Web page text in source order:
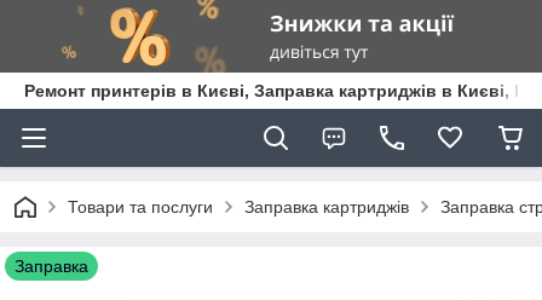
Ремонт принтерів в Києві, Заправка картриджів в Києві,
Товари та послуги Заправка картриджів Заправка
Заправка